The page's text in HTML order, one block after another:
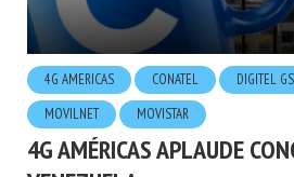
4G AMERICAS CONATEL DIGITEL
MOVILNET
MOVISTAR
4G AMÉRICAS APLAUDE